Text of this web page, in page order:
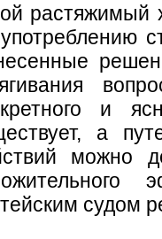
растяжимый
и
а
можно
судом